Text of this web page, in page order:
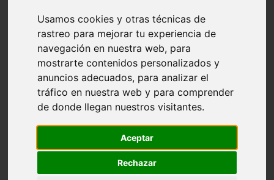
Usamos cookies y otras técnicas de
rastreo para mejorar tu experiencia de
navegación en nuestra web, para
mostrarte contenidos personalizados y
anuncios adecuados, para analizar el
tráfico en nuestra web y para comprender
de donde llegan nuestros visitantes.
Aceptar
Rechazar
¿Necesitas ayuda?
945 121 003
Navegación
search
Inicio Bolígrafo Multifunción